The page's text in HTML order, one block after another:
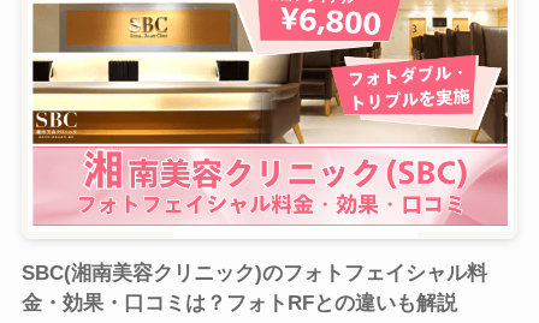
SBC(湘南美容クリニック)のフォトフェイシャル料
金・効果・口コミは？フォトRFとの違いも解説